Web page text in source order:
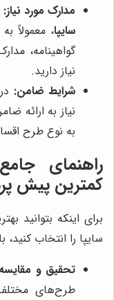
مدارک مورد نیاز:
سایپا، معمولاً
گواهینامه،
نیاز دارید.
شرایط ضامن:
نیاز به ارائه
به نوع طرح
راهنمای
کمترین پیش
برای اینکه بتوانید
سایپا را انتخاب
تحقیق و
طرح‌های